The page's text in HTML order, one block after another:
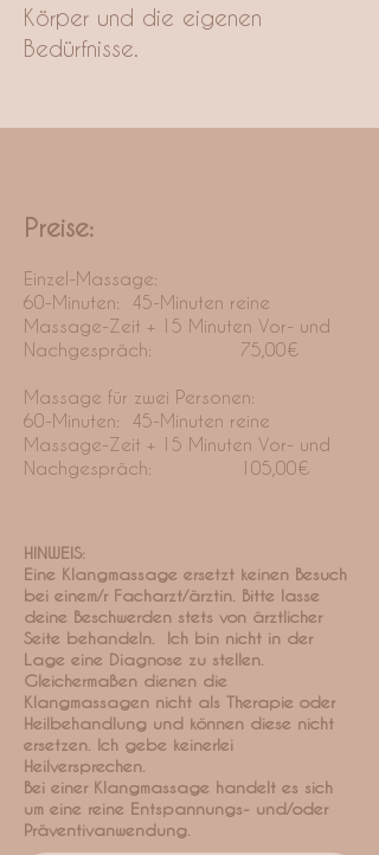
Körper und die eigenen
Bedürfnisse.
Preise:
Einzel-Massage:
60-Minuten: 45-Minuten reine
Massage-Zeit + 15 Minuten Vor- und
Nachgespräch: 75,00€
Massage für zwei Personen:​
60-Minuten: 45-Minuten reine
Massage-Zeit + 15 Minuten Vor- und
Nachgespräch: 105,00€
HINWEIS:
Eine Klangmassage ersetzt keinen Besuch
bei einem/r Facharzt/ärztin. Bitte lasse
deine Beschwerden stets von ärztlicher
Seite behandeln. Ich bin nicht in der
Lage eine Diagnose zu stellen.
Gleichermaßen dienen die
Klangmassagen nicht als Therapie oder
Heilbehandlung und können diese nicht
ersetzen. Ich gebe keinerlei
Heilversprechen.
Bei einer Klangmassage handelt es sich
um eine reine Entspannungs- und/oder
Präventivanwendung.